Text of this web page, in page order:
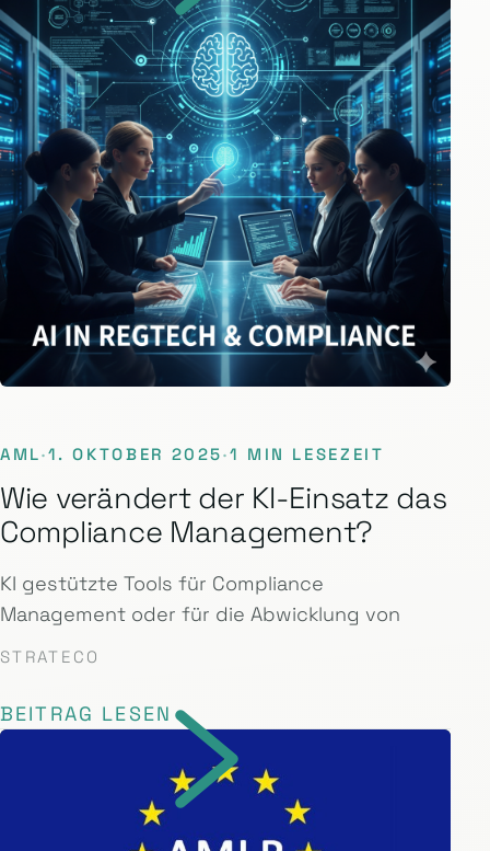
AML·1. OKTOBER 2025·1 MIN LESEZEIT
Wie verändert der KI-Einsatz das
Compliance Management?
KI gestützte Tools für Compliance
Management oder für die Abwicklung von
STRATECO
BEITRAG LESEN